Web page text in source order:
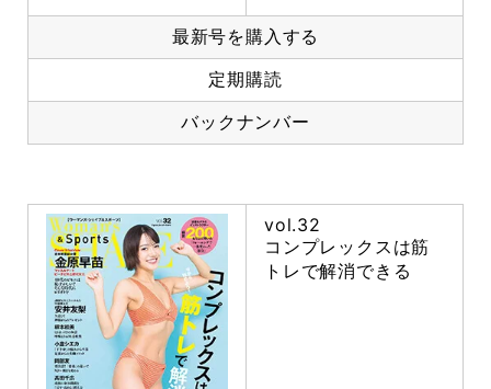
最新号を購入する
定期購読
バックナンバー
vol.32
コンプレックスは筋
トレで解消できる